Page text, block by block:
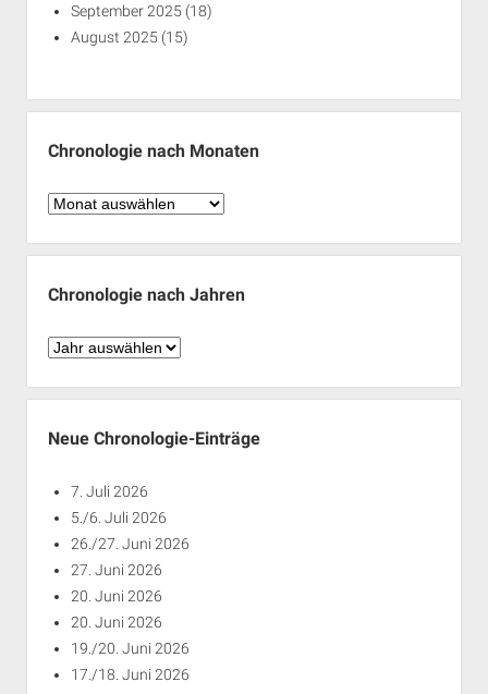
September 2025 (18)
August 2025 (15)
Chronologie nach Monaten
Chronologie
Monaten
Chronologie nach Jahren
Chronologie
Jahren
Neue Chronologie-Einträge
7. Juli 2026
5./6. Juli 2026
26./27. Juni 2026
27. Juni 2026
20. Juni 2026
20. Juni 2026
19./20. Juni 2026
17./18. Juni 2026